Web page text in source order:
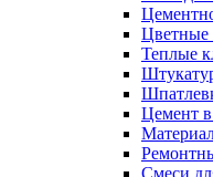
Цветные
Теплые
Цемент
Смеси